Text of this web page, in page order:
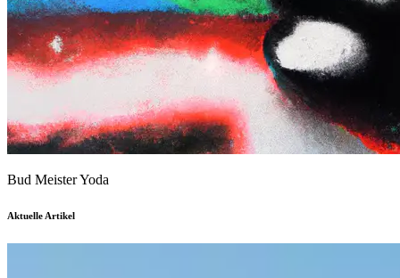
Bud Meister Yoda
Aktuelle Artikel